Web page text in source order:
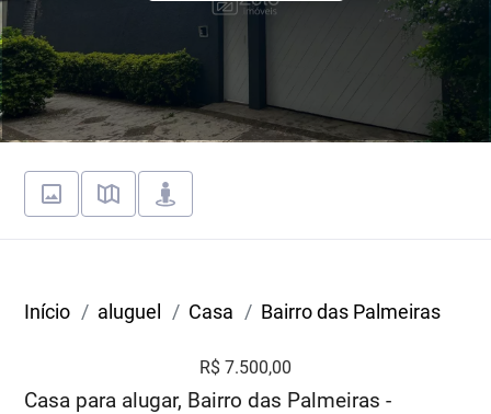
Início aluguel Casa Bairro das Palmeiras
R$ 7.500,00
Casa para alugar, Bairro das Palmeiras -